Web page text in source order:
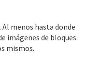
Al menos hasta donde
imágenes de bloques.
mismos.